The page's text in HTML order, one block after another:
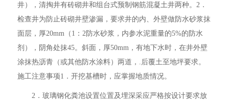
井），清掏井有砖砌井和组台式预制钢筋混凝土井两种。2．
检查井为防止砖砌井壁渗漏，要求井的内、外壁做防水砂浆抹
面层，厚20mm（1：2防水砂浆，内参水泥重量的5%的防水
剂），阴角处抹45。斜面，厚50mm，有地下水时，在井外壁
涂抹热沥青（或其他防水涂料）两道，.后覆土至地坪要求。
施工注意事项1．开挖基槽时，应掌握地质情况。
2．玻璃钢化粪池设置位置及埋深采应严格按设计要求放